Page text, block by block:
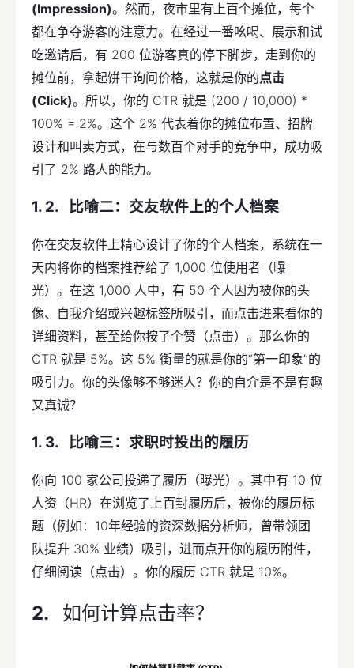
(Impression)。然而，夜市里有上百个摊位，每个
都在争夺游客的注意力。在经过一番吆喝、展示和试
吃邀请后，有 200 位游客真的停下脚步，走到你的
摊位前，拿起饼干询问价格，这就是你的点击
(Click)。所以，你的 CTR 就是 (200 / 10,000) *
100% = 2%。这个 2% 代表着你的摊位布置、招牌
设计和叫卖方式，在与数百个对手的竞争中，成功吸
引了 2% 路人的能力。
比喻二：交友软件上的个人档案
你在交友软件上精心设计了你的个人档案，系统在一
天内将你的档案推荐给了 1,000 位使用者（曝
光）。在这 1,000 人中，有 50 个人因为被你的头
像、自我介绍或兴趣标签所吸引，而点击进来看你的
详细资料，甚至给你按了个赞（点击）。那么你的
CTR 就是 5%。这 5% 衡量的就是你的“第一印象”的
吸引力。你的头像够不够迷人？你的自介是不是有趣
又真诚？
比喻三：求职时投出的履历
你向 100 家公司投递了履历（曝光）。其中有 10 位
人资（HR）在浏览了上百封履历后，被你的履历标
题（例如：10年经验的资深数据分析师，曾带领团
队提升 30% 业绩）吸引，进而点开你的履历附件，
仔细阅读（点击）。你的履历 CTR 就是 10%。
如何计算点击率？